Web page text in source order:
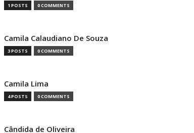
1 POSTS 0 COMMENTS
Camila Calaudiano De Souza
3 POSTS 0 COMMENTS
Camila Lima
4 POSTS 0 COMMENTS
Cândida de Oliveira